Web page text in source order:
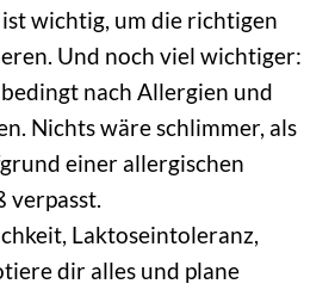
wichtig, um die richtigen
Und noch viel wichtiger:
nach Allergien und
Nichts wäre schlimmer, als
einer allergischen
verpasst.
Laktoseintoleranz,
dir alles und plane